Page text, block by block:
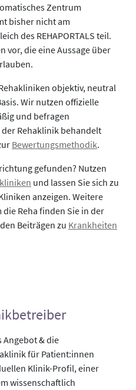
Zentrum
bisher nicht am
des REHAPORTALS teil.
vor, die eine Aussage über
objektiv, neutral
Wir nutzen offizielle
und befragen
Rehaklinik behandelt
Bewertungsmethodik.
gefunden? Nutzen
und lassen Sie sich zu
anzeigen. Weitere
Reha finden Sie in der
Beiträgen zu Krankheiten
Angebot & die
für Patient:innen
Klinik-Profil, einer
wissenschaftlich